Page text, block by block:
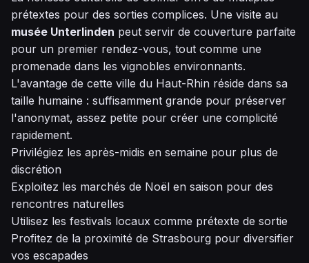
prétextes pour des sorties complices. Une visite au
musée Unterlinden peut servir de couverture parfaite
pour un premier rendez-vous, tout comme une
promenade dans les vignobles environnants.
L'avantage de cette ville du Haut-Rhin réside dans sa
taille humaine : suffisamment grande pour préserver
l'anonymat, assez petite pour créer une complicité
rapidement.
Privilégiez les après-midis en semaine pour plus de
discrétion
Exploitez les marchés de Noël en saison pour des
rencontres naturelles
Utilisez les festivals locaux comme prétexte de sortie
Profitez de la proximité de Strasbourg pour diversifier
vos escapades